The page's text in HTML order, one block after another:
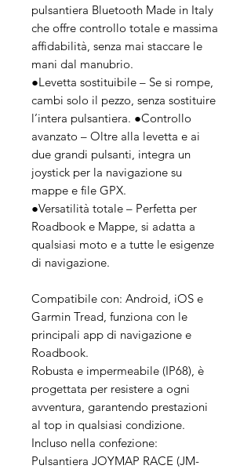
pulsantiera Bluetooth Made in Italy
che offre controllo totale e massima
affidabilità, senza mai staccare le
mani dal manubrio.
●Levetta sostituibile – Se si rompe,
cambi solo il pezzo, senza sostituire
l’intera pulsantiera. ●Controllo
avanzato – Oltre alla levetta e ai
due grandi pulsanti, integra un
joystick per la navigazione su
mappe e file GPX.
●Versatilità totale – Perfetta per
Roadbook e Mappe, si adatta a
qualsiasi moto e a tutte le esigenze
di navigazione.
Compatibile con: Android, iOS e
Garmin Tread, funziona con le
principali app di navigazione e
Roadbook.
Robusta e impermeabile (IP68), è
progettata per resistere a ogni
avventura, garantendo prestazioni
al top in qualsiasi condizione.
Incluso nella confezione:
Pulsantiera JOYMAP RACE (JM-